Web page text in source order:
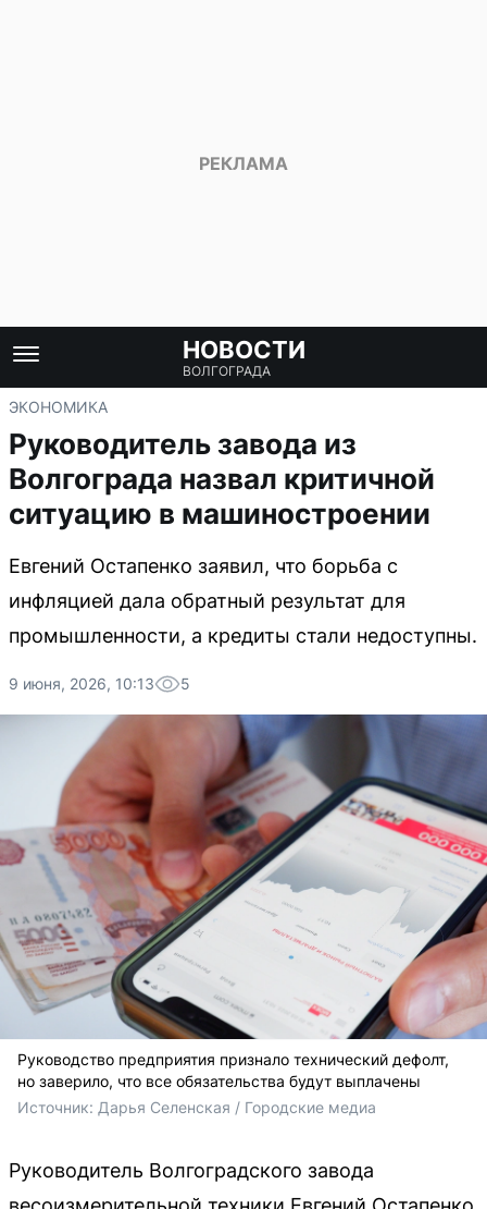
НОВОСТИ
ВОЛГОГРАДА
ЭКОНОМИКА
Руководитель завода из
Волгограда назвал критичной
ситуацию в машиностроении
Евгений Остапенко заявил, что борьба с
инфляцией дала обратный результат для
промышленности, а кредиты стали недоступны.
9 июня, 2026, 10:13 5
Руководство предприятия признало технический дефолт,
но заверило, что все обязательства будут выплачены
Источник: Дарья Селенская / Городские медиа
Руководитель Волгоградского завода